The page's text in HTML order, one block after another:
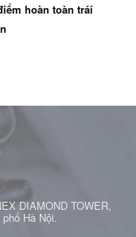
hoàn toàn trái
DIAMOND TOWER,
Hà Nội.